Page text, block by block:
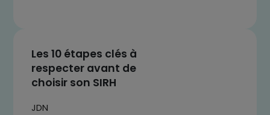
Les 10 étapes clés à
respecter avant de
choisir son SIRH
JDN